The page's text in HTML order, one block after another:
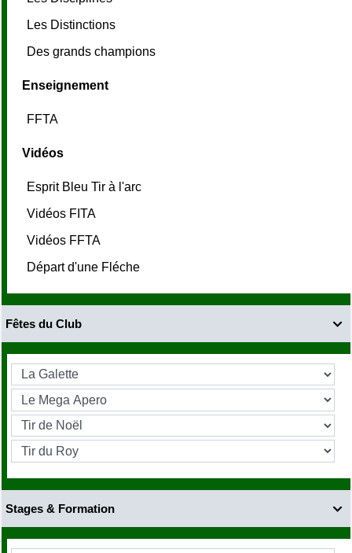
Les Distinctions
Des grands champions
Enseignement
FFTA
Vidéos
Esprit Bleu Tir à l'arc
Vidéos FITA
Vidéos FFTA
Départ d'une Fléche

Fêtes du Club

Stages & Formation